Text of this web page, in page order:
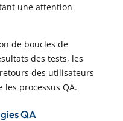
une attention
de boucles de
des tests, les
des utilisateurs
les processus QA.
QA